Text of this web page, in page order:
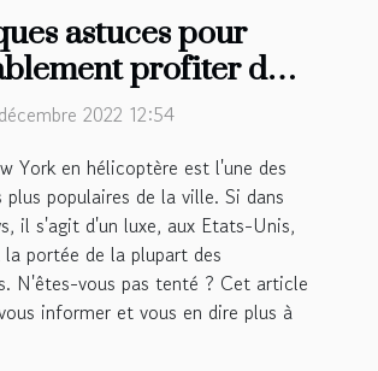
astuces pour
profiter de
en hélicoptère
2022 12:54
York en hélicoptère est l'une des
populaires de la ville. Si dans
il s'agit d'un luxe, aux Etats-Unis,
portée de la plupart des
N'êtes-vous pas tenté ? Cet article
informer et vous en dire plus à